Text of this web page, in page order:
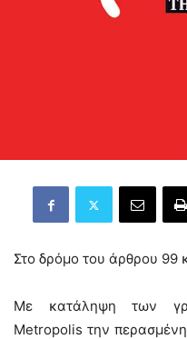
Στο δρόμο του άρθρου 99
Με κατάληψη των
Metropolis την